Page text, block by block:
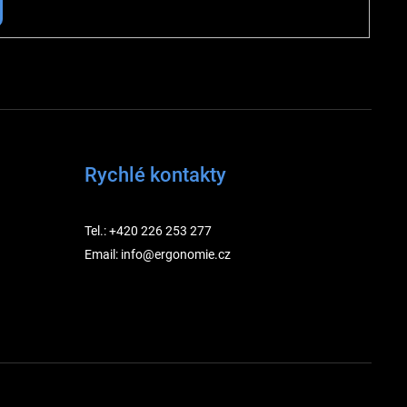
Rychlé kontakty
Tel.: +420 226 253 277
Email: info@ergonomie.cz